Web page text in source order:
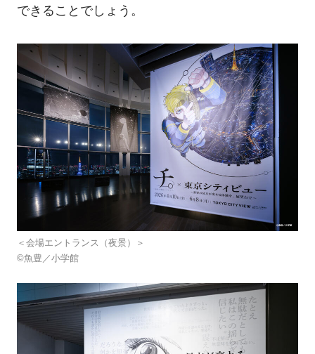
できることでしょう。
＜会場エントランス（夜景）＞
©魚豊／小学館